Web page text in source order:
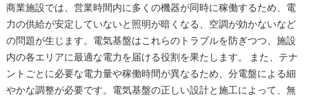
商業施設では、営業時間内に多くの機器が同時に稼働するため、電
力の供給が安定していないと照明が暗くなる、空調が効かないなど
の問題が生じます。電気基盤はこれらのトラブルを防ぎつつ、施設
内の各エリアに最適な電力を届ける役割を果たします。 また、テナ
ントごとに必要な電力量や稼働時間が異なるため、分電盤による細
やかな調整が必要です。電気基盤の正しい設計と施工によって、無